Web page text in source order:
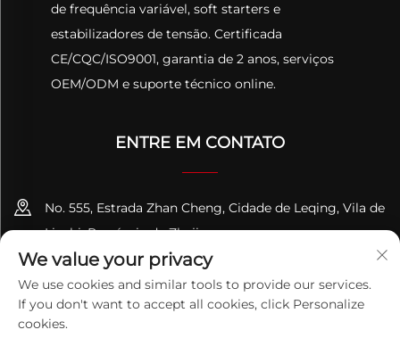
de frequência variável, soft starters e
estabilizadores de tensão. Certificada
CE/CQC/ISO9001, garantia de 2 anos, serviços
OEM/ODM e suporte técnico online.
ENTRE EM CONTATO
No. 555, Estrada Zhan Cheng, Cidade de Leqing, Vila de
Liushi, Província de Zhejiang
+86-13695814656
[email protected]
We value your privacy
We use cookies and similar tools to provide our services.
If you don't want to accept all cookies, click Personalize
cookies.